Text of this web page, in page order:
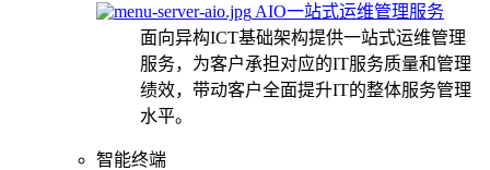
AIO一站式运维管理服务
面向异构ICT基础架构提供一站式运维管理
服务，为客户承担对应的IT服务质量和管理
绩效，带动客户全面提升IT的整体服务管理
水平。
智能终端